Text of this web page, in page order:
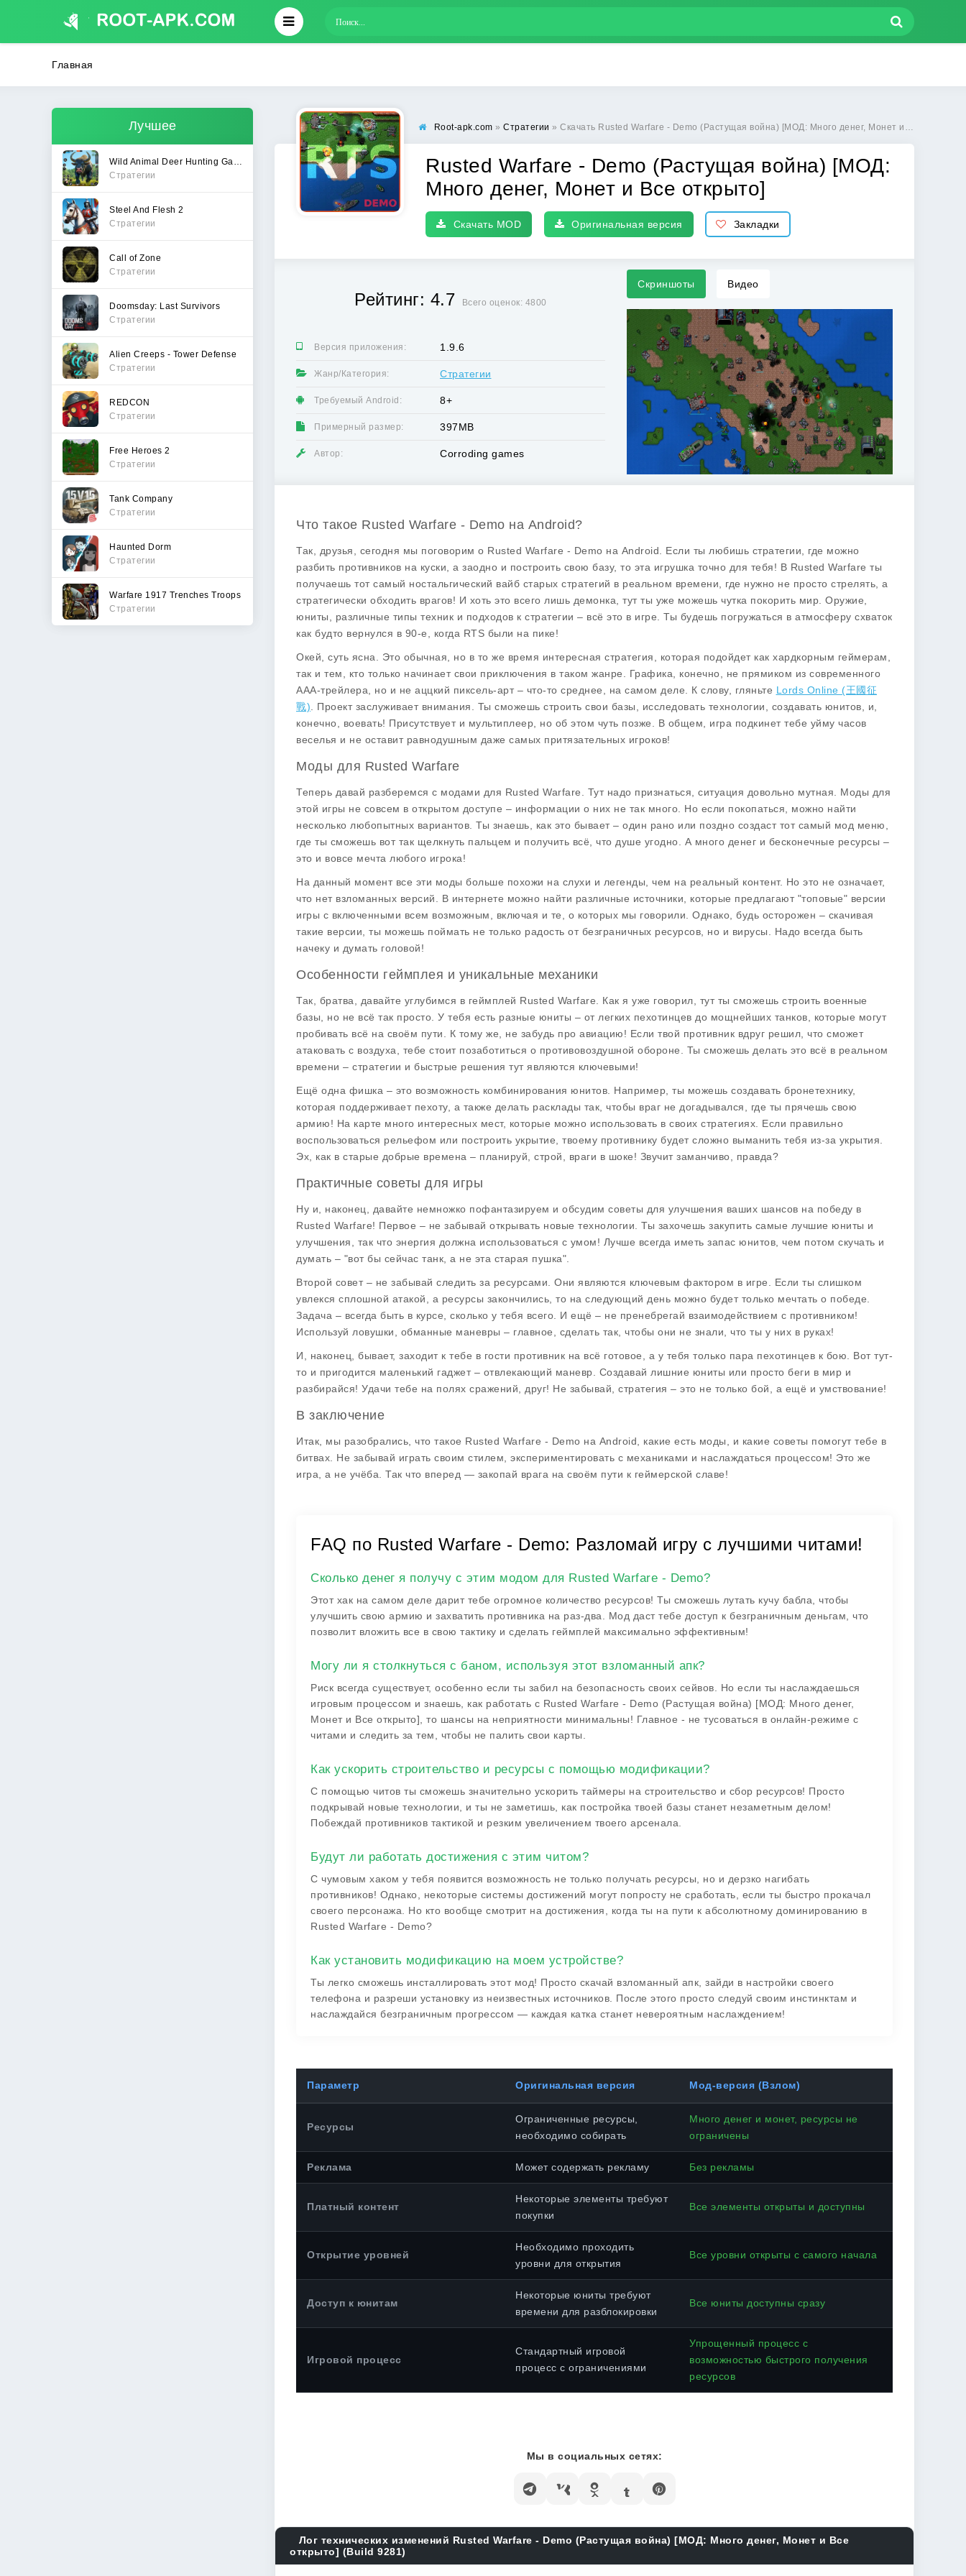
Главная
Лучшее
Стратегии
Steel And Flesh 2
Стратегии
Call of Zone
Стратегии
Doomsday: Last Survivors
Стратегии
Alien Creeps - Tower Defense
Стратегии
REDCON
Стратегии
Free Heroes 2
Стратегии
Tank Company
Стратегии
Haunted Dorm
Стратегии
Warfare 1917 Trenches Troops
Стратегии
Root-apk.com » Стратегии » Скачать Rusted Warfare - Demo (Растущая война) [МОД: Много денег, Монет и Все открыто] | Взлом Rusted Warfare - Demo на Андроид
Rusted Warfare - Demo (Растущая война) [МОД:
Много денег, Монет и Все открыто]
Скачать MOD Оригинальная версия Закладки
Рейтинг: 4.7 Всего оценок: 4800
Версия приложения: 1.9.6
Жанр/Категория: Стратегии
Требуемый Android: 8+
Примерный размер: 397MB
Автор: Corroding games
Скриншоты Видео
Что такое Rusted Warfare - Demo на Android?
Так, друзья, сегодня мы поговорим о Rusted Warfare - Demo на Android. Если ты любишь стратегии, где можно
разбить противников на куски, а заодно и построить свою базу, то эта игрушка точно для тебя! В Rusted Warfare ты
получаешь тот самый ностальгический вайб старых стратегий в реальном времени, где нужно не просто стрелять, а
стратегически обходить врагов! И хоть это всего лишь демонка, тут ты уже можешь чутка покорить мир. Оружие,
юниты, различные типы техник и подходов к стратегии – всё это в игре. Ты будешь погружаться в атмосферу схваток
как будто вернулся в 90-е, когда RTS были на пике!
Окей, суть ясна. Это обычная, но в то же время интересная стратегия, которая подойдет как хардкорным геймерам,
так и тем, кто только начинает свои приключения в таком жанре. Графика, конечно, не прямиком из современного
AAA-трейлера, но и не аццкий пиксель-арт – что-то среднее, на самом деле. К слову, гляньте Lords Online (王國征
戰) . Проект заслуживает внимания. Ты сможешь строить свои базы, исследовать технологии, создавать юнитов, и,
конечно, воевать! Присутствует и мультиплеер, но об этом чуть позже. В общем, игра подкинет тебе уйму часов
веселья и не оставит равнодушным даже самых притязательных игроков!
Моды для Rusted Warfare
Теперь давай разберемся с модами для Rusted Warfare . Тут надо признаться, ситуация довольно мутная. Моды для
этой игры не совсем в открытом доступе – информации о них не так много. Но если покопаться, можно найти
несколько любопытных вариантов. Ты знаешь, как это бывает – один рано или поздно создаст тот самый мод меню,
где ты сможешь вот так щелкнуть пальцем и получить всё, что душе угодно. А много денег и бесконечные ресурсы –
это и вовсе мечта любого игрока!
На данный момент все эти моды больше похожи на слухи и легенды, чем на реальный контент. Но это не означает,
что нет взломанных версий. В интернете можно найти различные источники, которые предлагают "топовые" версии
игры с включенными всем возможным, включая и те, о которых мы говорили. Однако, будь осторожен – скачивая
такие версии, ты можешь поймать не только радость от безграничных ресурсов, но и вирусы. Надо всегда быть
начеку и думать головой!
Особенности геймплея и уникальные механики
Так, братва, давайте углубимся в геймплей Rusted Warfare . Как я уже говорил, тут ты сможешь строить военные
базы, но не всё так просто. У тебя есть разные юниты – от легких пехотинцев до мощнейших танков, которые могут
пробивать всё на своём пути. К тому же, не забудь про авиацию! Если твой противник вдруг решил, что сможет
атаковать с воздуха, тебе стоит позаботиться о противовоздушной обороне. Ты сможешь делать это всё в реальном
времени – стратегии и быстрые решения тут являются ключевыми!
Ещё одна фишка – это возможность комбинирования юнитов. Например, ты можешь создавать бронетехнику,
которая поддерживает пехоту, а также делать расклады так, чтобы враг не догадывался, где ты прячешь свою
армию! На карте много интересных мест, которые можно использовать в своих стратегиях. Если правильно
воспользоваться рельефом или построить укрытие, твоему противнику будет сложно выманить тебя из-за укрытия.
Эх, как в старые добрые времена – планируй, строй, враги в шоке! Звучит заманчиво, правда?
Практичные советы для игры
Ну и, наконец, давайте немножко пофантазируем и обсудим советы для улучшения ваших шансов на победу в
Rusted Warfare! Первое – не забывай открывать новые технологии. Ты захочешь закупить самые лучшие юниты и
улучшения, так что энергия должна использоваться с умом! Лучше всегда иметь запас юнитов, чем потом скучать и
думать – "вот бы сейчас танк, а не эта старая пушка".
Второй совет – не забывай следить за ресурсами. Они являются ключевым фактором в игре. Если ты слишком
увлекся сплошной атакой, а ресурсы закончились, то на следующий день можно будет только мечтать о победе.
Задача – всегда быть в курсе, сколько у тебя всего. И ещё – не пренебрегай взаимодействием с противником!
Используй ловушки, обманные маневры – главное, сделать так, чтобы они не знали, что ты у них в руках!
И, наконец, бывает, заходит к тебе в гости противник на всё готовое, а у тебя только пара пехотинцев к бою. Вот тут-
то и пригодится маленький гаджет – отвлекающий маневр. Создавай лишние юниты или просто беги в мир и
разбирайся! Удачи тебе на полях сражений, друг! Не забывай, стратегия – это не только бой, а ещё и умствование!
В заключение
Итак, мы разобрались, что такое Rusted Warfare - Demo на Android, какие есть моды, и какие советы помогут тебе в
битвах. Не забывай играть своим стилем, экспериментировать с механиками и наслаждаться процессом! Это же
игра, а не учёба. Так что вперед — закопай врага на своём пути к геймерской славе!
FAQ по Rusted Warfare - Demo: Разломай игру с лучшими читами!
Сколько денег я получу с этим модом для Rusted Warfare - Demo?
Этот хак на самом деле дарит тебе огромное количество ресурсов! Ты сможешь лутать кучу бабла, чтобы
улучшить свою армию и захватить противника на раз-два. Мод даст тебе доступ к безграничным деньгам, что
позволит вложить все в свою тактику и сделать геймплей максимально эффективным!
Могу ли я столкнуться с баном, используя этот взломанный апк?
Риск всегда существует, особенно если ты забил на безопасность своих сейвов. Но если ты наслаждаешься
игровым процессом и знаешь, как работать с Rusted Warfare - Demo (Растущая война) [МОД: Много денег,
Монет и Все открыто], то шансы на неприятности минимальны! Главное - не тусоваться в онлайн-режиме с
читами и следить за тем, чтобы не палить свои карты.
Как ускорить строительство и ресурсы с помощью модификации?
С помощью читов ты сможешь значительно ускорить таймеры на строительство и сбор ресурсов! Просто
подкрывай новые технологии, и ты не заметишь, как постройка твоей базы станет незаметным делом!
Побеждай противников тактикой и резким увеличением твоего арсенала.
Будут ли работать достижения с этим читом?
С чумовым хаком у тебя появится возможность не только получать ресурсы, но и дерзко нагибать
противников! Однако, некоторые системы достижений могут попросту не сработать, если ты быстро прокачал
своего персонажа. Но кто вообще смотрит на достижения, когда ты на пути к абсолютному доминированию в
Rusted Warfare - Demo?
Как установить модификацию на моем устройстве?
Ты легко сможешь инсталлировать этот мод! Просто скачай взломанный апк, зайди в настройки своего
телефона и разреши установку из неизвестных источников. После этого просто следуй своим инстинктам и
наслаждайся безграничным прогрессом — каждая катка станет невероятным наслаждением!
Параметр Оригинальная версия Мод-версия (Взлом)
Ресурсы
Ограниченные ресурсы,
необходимо собирать
Много денег и монет, ресурсы не
ограничены
Реклама Может содержать рекламу Без рекламы
Платный контент
Некоторые элементы требуют
покупки
Все элементы открыты и доступны
Открытие уровней
Необходимо проходить
уровни для открытия
Все уровни открыты с самого начала
Доступ к юнитам
Некоторые юниты требуют
времени для разблокировки
Все юниты доступны сразу
Игровой процесс
Стандартный игровой
процесс с ограничениями
Упрощенный процесс с
возможностью быстрого получения
ресурсов
Мы в социальных сетях:
Лог технических изменений Rusted Warfare - Demo (Растущая война) [МОД: Много денег, Монет и Все
открыто] (Build 9281)